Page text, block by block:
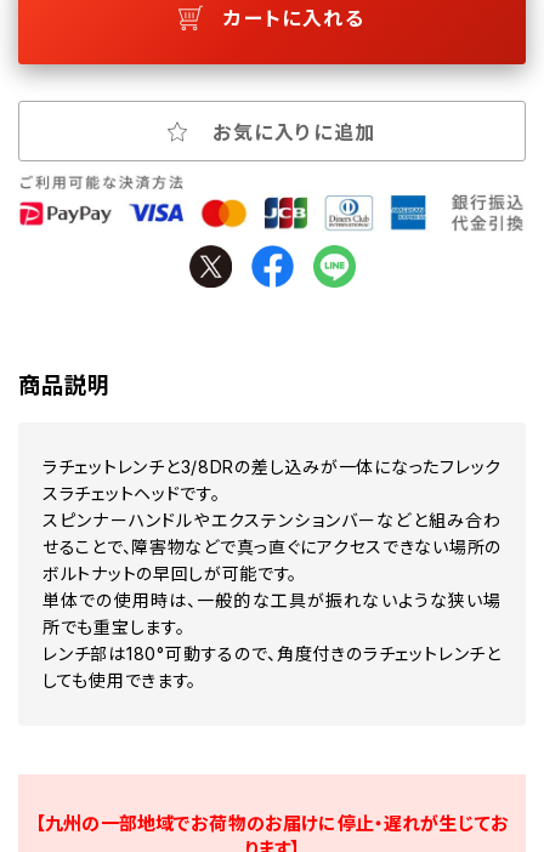
カートに入れる
お気に入りに追加
商品説明
ラチェットレンチと3/8DRの差し込みが一体になったフレック
スラチェットヘッドです。
スピンナーハンドルやエクステンションバーなどと組み合わ
せることで、障害物などで真っ直ぐにアクセスできない場所の
ボルトナットの早回しが可能です。
単体での使用時は、一般的な工具が振れないような狭い場
所でも重宝します。
レンチ部は180°可動するので、角度付きのラチェットレンチと
しても使用できます。
【九州の一部地域でお荷物のお届けに停止・遅れが生じてお